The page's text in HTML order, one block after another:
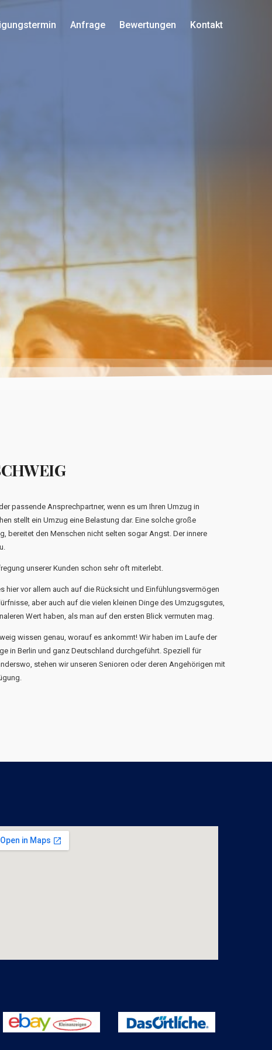
Anfrage Bewertungen Kontakt
passende Ansprechpartner, wenn es um Ihren Umzug in
stellt ein Umzug eine Belastung dar. Eine solche große
bereitet den Menschen nicht selten sogar Angst. Der innere
unserer Kunden schon sehr oft miterlebt.
hier vor allem auch auf die Rücksicht und Einfühlungsvermögen
aber auch auf die vielen kleinen Dinge des Umzugsgutes,
Wert haben, als man auf den ersten Blick vermuten mag.
wissen genau, worauf es ankommt! Wir haben im Laufe der
in Berlin und ganz Deutschland durchgeführt. Speziell für
stehen wir unseren Senioren oder deren Angehörigen mit